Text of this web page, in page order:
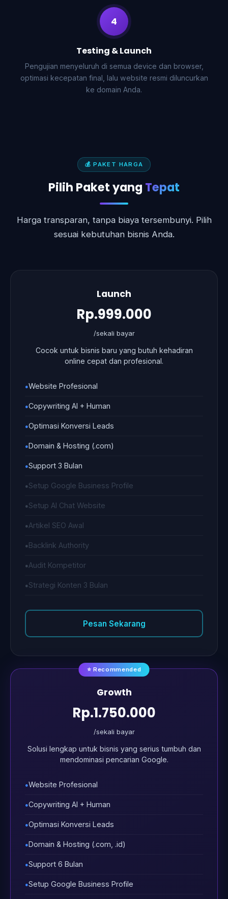
4
Testing & Launch
Pengujian menyeluruh di semua device dan browser,
optimasi kecepatan final, lalu website resmi diluncurkan
ke domain Anda.
💰 PAKET HARGA
Pilih Paket yang Tepat
Harga transparan, tanpa biaya tersembunyi. Pilih
sesuai kebutuhan bisnis Anda.
Launch
Rp.999.000
/sekali bayar
Cocok untuk bisnis baru yang butuh kehadiran
online cepat dan profesional.
Website Profesional
Copywriting AI + Human
Optimasi Konversi Leads
Domain & Hosting (.com)
Support 3 Bulan
Setup Google Business Profile
Setup AI Chat Website
Artikel SEO Awal
Backlink Authority
Audit Kompetitor
Strategi Konten 3 Bulan
Pesan Sekarang
⭐ Recommended
Growth
Rp.1.750.000
/sekali bayar
Solusi lengkap untuk bisnis yang serius tumbuh dan
mendominasi pencarian Google.
Website Profesional
Copywriting AI + Human
Optimasi Konversi Leads
Domain & Hosting (.com, .id)
Support 6 Bulan
Setup Google Business Profile